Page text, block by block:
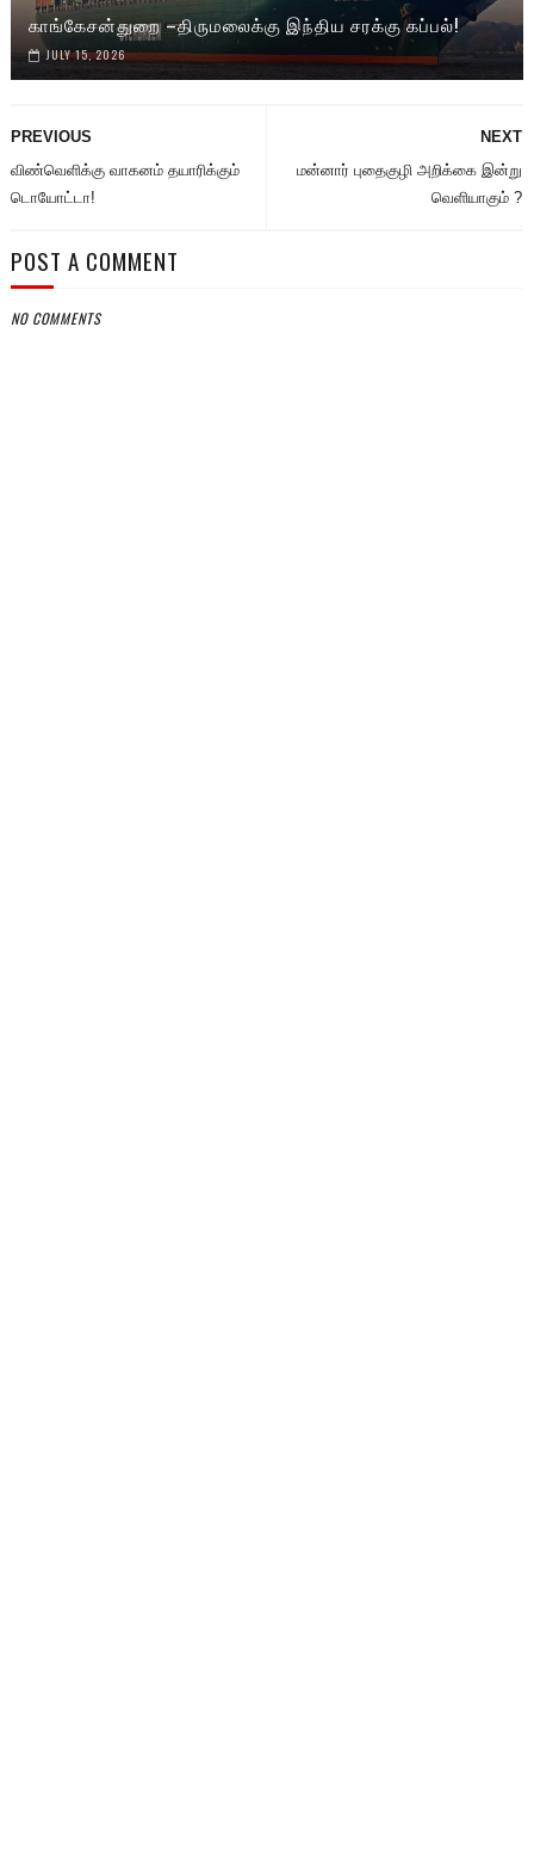
காங்கேசன்துறை –திருமலைக்கு இந்திய சரக்கு கப்பல்!
JULY 15, 2026
NEXT
மன்னார் புதைகுழி அறிக்கை இன்று
வெளியாகும் ?
PREVIOUS
விண்வெளிக்கு வாகனம் தயாரிக்கும்
டொயோட்டா!
POST A COMMENT
NO COMMENTS